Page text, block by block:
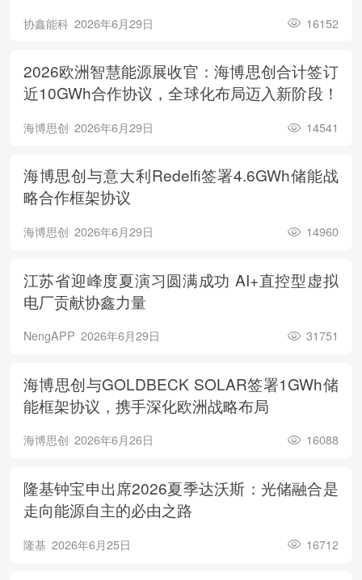
协鑫能科 2026年6月29日 16152
2026欧洲智慧能源展收官：海博思创合计签订
近10GWh合作协议，全球化布局迈入新阶段！
海博思创 2026年6月29日 14541
海博思创与意大利Redelfi签署4.6GWh储能战
略合作框架协议
海博思创 2026年6月29日 14960
江苏省迎峰度夏演习圆满成功 AI+直控型虚拟
电厂贡献协鑫力量
NengAPP 2026年6月29日 31751
海博思创与GOLDBECK SOLAR签署1GWh储
能框架协议，携手深化欧洲战略布局
海博思创 2026年6月26日 16088
隆基钟宝申出席2026夏季达沃斯：光储融合是
走向能源自主的必由之路
隆基 2026年6月25日 16712